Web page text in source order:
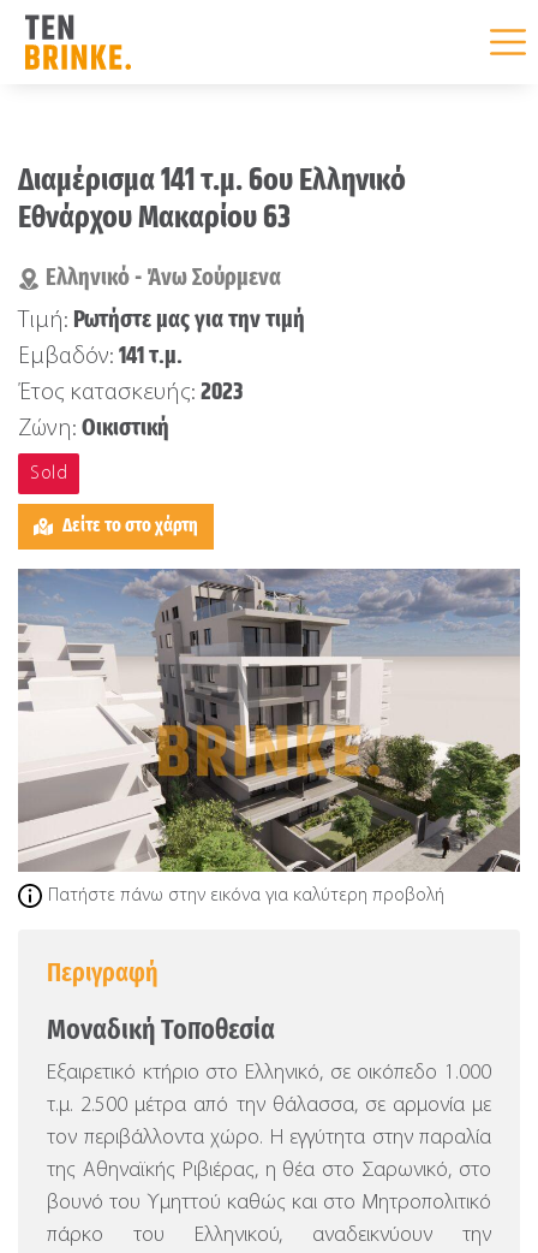
content
Πατήστε πάνω στην εικόνα για καλύτερη προβολή
Διαμέρισμα 141 τ.μ. 6ου Ελληνικό
Εθνάρχου Μακαρίου 63
Ελληνικό - Άνω Σούρμενα
Τιμή: Ρωτήστε μας για την τιμή
Εμβαδόν: 141 τ.μ.
Έτος κατασκευής: 2023
Ζώνη: Οικιστική
Sold
Δείτε το στο χάρτη
Περιγραφή
Μοναδική Τοποθεσία
Εξαιρετικό κτήριο στο Ελληνικό, σε οικόπεδο 1.000
τ.μ. 2.500 μέτρα από την θάλασσα, σε αρμονία με
τον περιβάλλοντα χώρο. Η εγγύτητα στην παραλία
της Αθηναϊκής Ριβιέρας, η θέα στο Σαρωνικό, στο
βουνό του Υμηττού καθώς και στο Μητροπολιτικό
πάρκο του Ελληνικού, αναδεικνύουν την